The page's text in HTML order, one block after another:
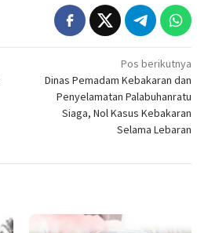
Pos berikutnya
Dinas Pemadam Kebakaran dan
Penyelamatan Palabuhanratu
Siaga, Nol Kasus Kebakaran
Selama Lebaran